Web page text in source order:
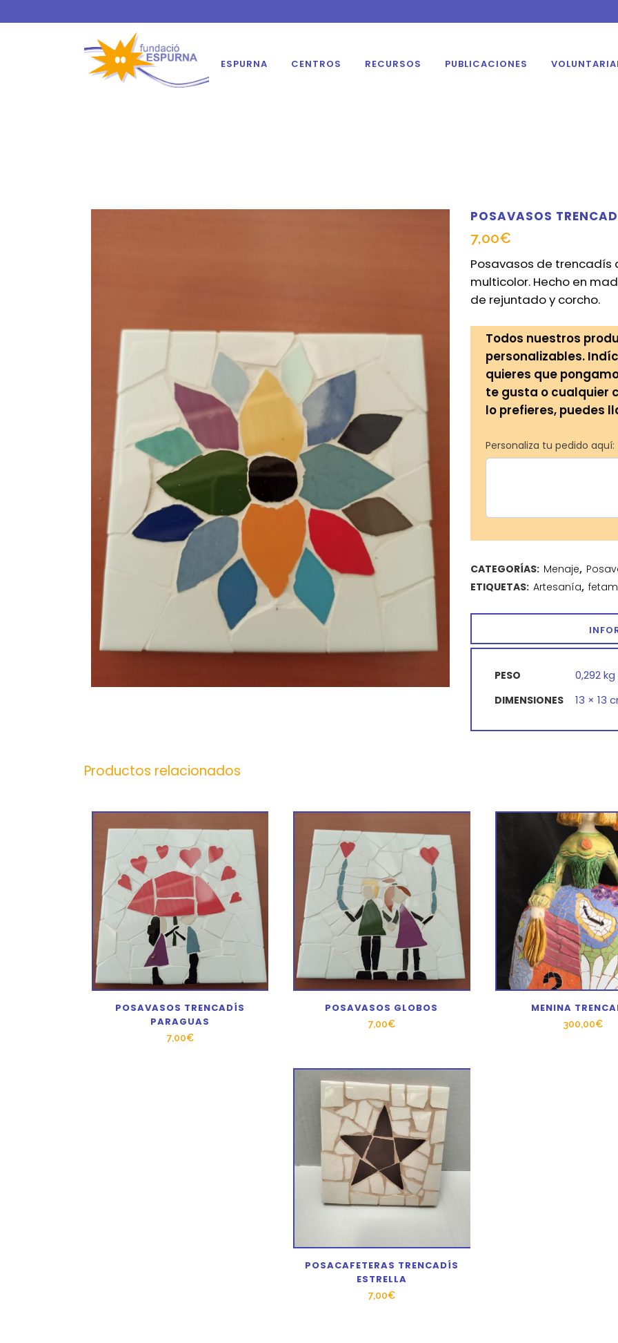
ESPURNA CENTROS RECURSOS PUBLICACIONES
POSAVASOS
7,00€
Posavasos de trencadís
multicolor. Hecho en
de rejuntado y corcho.
Todos nuestros
personalizables.
quieres que
te gusta o cualquier
lo prefieres, puedes
Personaliza tu pedido aquí:
CATEGORÍAS: Menaje,
ETIQUETAS: Artesanía,
PESO 0,292 kg
DIMENSIONES 13 × 13
Productos relacionados
POSAVASOS TRENCADÍS
PARAGUAS
7,00€
POSAVASOS GLOBOS
7,00€
MENINA
300,00€
POSACAFETERAS TRENCADÍS
ESTRELLA
7,00€